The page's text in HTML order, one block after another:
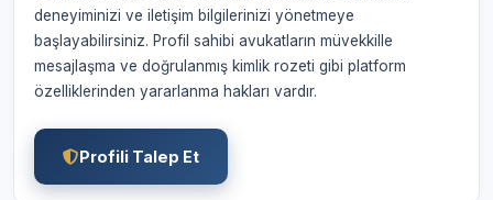
deneyiminizi ve iletişim bilgilerinizi yönetmeye
başlayabilirsiniz. Profil sahibi avukatların müvekkille
mesajlaşma ve doğrulanmış kimlik rozeti gibi platform
özelliklerinden yararlanma hakları vardır.
Profili Talep Et